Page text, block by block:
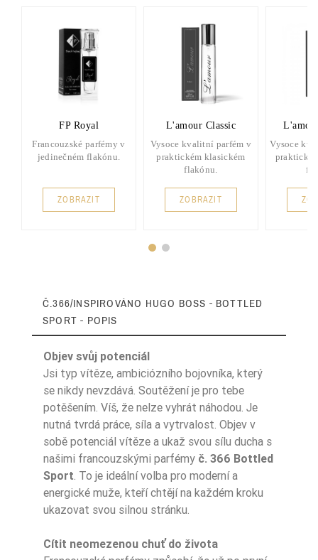
FP Royal
Francouzské parfémy v
jedinečném flakónu.
ZOBRAZIT
L'amour Classic
Vysoce kvalitní parfém v
praktickém klasickém
flakónu.
ZOBRAZIT
Vysoce
Č.366/INSPIROVÁNO HUGO BOSS - BOTTLED
SPORT - POPIS
Objev svůj potenciál
Jsi typ vítěze, ambiciózního bojovníka, který
se nikdy nevzdává. Soutěžení je pro tebe
potěšením. Víš, že nelze vyhrát náhodou. Je
nutná tvrdá práce, síla a vytrvalost. Objev v
sobě potenciál vítěze a ukaž svou sílu ducha s
našimi francouzskými parfémy č. 366 Bottled
Sport . To je ideální volba pro moderní a
energické muže, kteří chtějí na každém kroku
ukazovat svou silnou stránku.
Cítit neomezenou chuť do života
Typ Zapachu Aromatyczny
Nuty Głowy aldehydy
Nuty Głowy grejpfrut
Nuty Serca lawenda
Nuty Bazy wetyweria